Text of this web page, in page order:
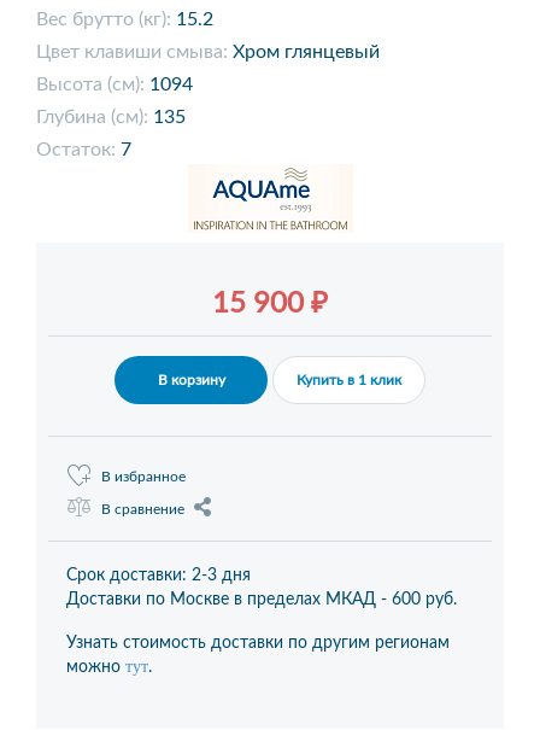
Вес брутто (кг): 15.2
Цвет клавиши смыва: Хром глянцевый
Высота (см): 1094
Глубина (см): 135
Остаток: 7
15 900 ₽
В корзину Купить в 1 клик
В избранное
В сравнение
Срок доставки: 2-3 дня
Доставки по Москве в пределах МКАД - 600 руб.
Узнать стоимость доставки по другим регионам
можно тут.